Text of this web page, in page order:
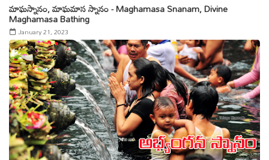
మాఘస్నానం, మాఘమాస స్నానం - Maghamasa Snanam, Divine
Maghamasa Bathing
January 21, 2023